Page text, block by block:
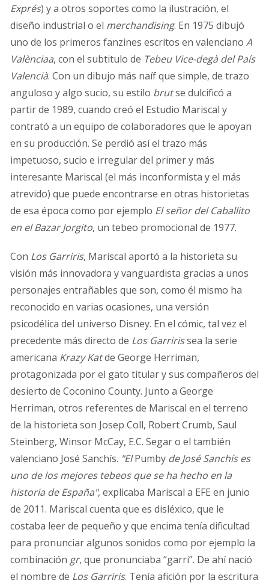
Exprés) y a otros soportes como la ilustración, el
diseño industrial o el merchandising. En 1975 dibujó
uno de los primeros fanzines escritos en valenciano A
Valènciaa, con el subtitulo de Tebeu Vice-degà del País
Valencià. Con un dibujo más naíf que simple, de trazo
anguloso y algo sucio, su estilo brutse dulcificó a
partir de 1989, cuando creó el Estudio Mariscal y
contrató a un equipo de colaboradores que le apoyan
en su producción. Se perdió así el trazo más
impetuoso, sucio e irregular del primer y más
interesante Mariscal (el más inconformista y el más
atrevido) que puede encontrarse en otras historietas
de esa época como por ejemplo El señor del Caballito
en el Bazar Jorgito, un tebeo promocional de 1977.
Con Los Garriris, Mariscal aportó a la historieta su
visión más innovadora y vanguardista gracias a unos
personajes entrañables que son, como él mismo ha
reconocido en varias ocasiones, una versión
psicodélica del universo Disney. En el cómic, tal vez el
precedente más directo de Los Garririssea la serie
americana Krazy Katde George Herriman,
protagonizada por el gato titular y sus compañeros del
desierto de Coconino County. Junto a George
Herriman, otros referentes de Mariscal en el terreno
de la historieta son Josep Coll, Robert Crumb, Saul
Steinberg, Winsor McCay, E.C. Segar o el también
valenciano José Sanchís. "ElPumbyde José Sanchís es
uno de los mejores tebeos que se ha hecho en la
historia de España", explicaba Mariscal a EFE en junio
de 2011. Mariscal cuenta que es disléxico, que le
costaba leer de pequeño y que encima tenía dificultad
para pronunciar algunos sonidos como por ejemplo la
combinación gr, que pronunciaba “garri”. De ahí nació
el nombre de Los Garriris. Tenía afición por la escritura